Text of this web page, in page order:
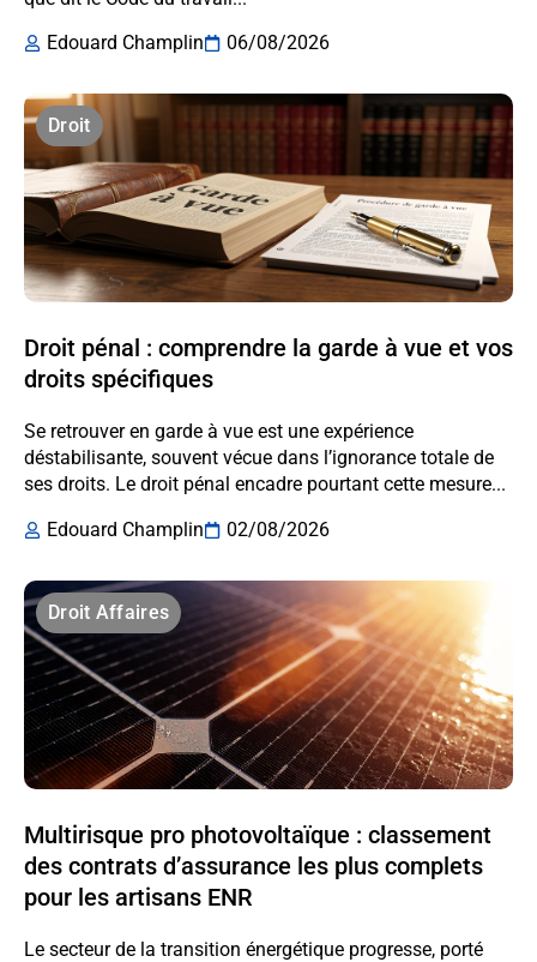
Edouard Champlin
06/08/2026
Droit
Droit pénal : comprendre la garde à vue et vos
droits spécifiques
Se retrouver en garde à vue est une expérience
déstabilisante, souvent vécue dans l’ignorance totale de
ses droits. Le droit pénal encadre pourtant cette mesure...
Edouard Champlin
02/08/2026
Droit Affaires
Multirisque pro photovoltaïque : classement
des contrats d’assurance les plus complets
pour les artisans ENR
Le secteur de la transition énergétique progresse, porté